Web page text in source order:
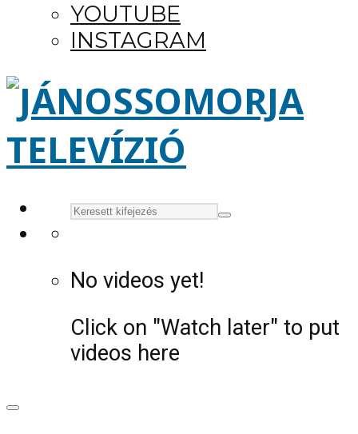
YOUTUBE
INSTAGRAM
No videos yet!
Click on "Watch later" to put
videos here